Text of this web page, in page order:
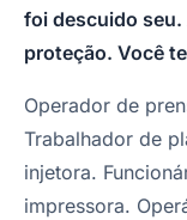
foi descuido seu.
proteção. Você
Operador de
Trabalhador de
injetora.
impressora.